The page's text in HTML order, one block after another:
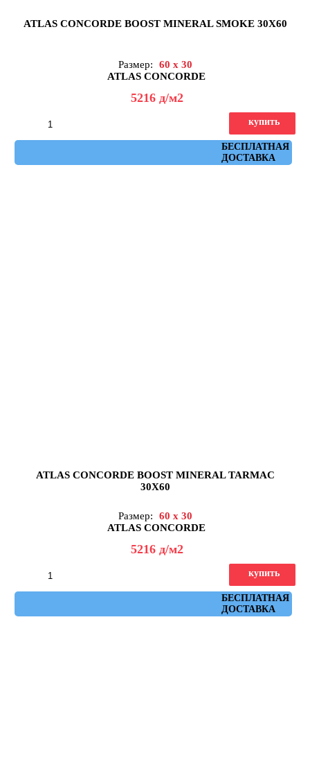
ATLAS CONCORDE BOOST MINERAL SMOKE 30X60
Размер:
60 x 30
ATLAS CONCORDE
5216 д/м2
БЕСПЛАТНАЯ
ДОСТАВКА
купить
ATLAS CONCORDE BOOST MINERAL TARMAC
30X60
Размер:
60 x 30
ATLAS CONCORDE
5216 д/м2
БЕСПЛАТНАЯ
ДОСТАВКА
купить